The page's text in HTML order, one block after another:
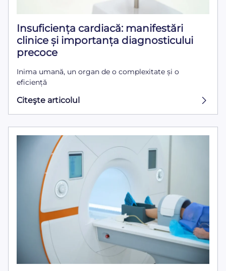
Insuficiența cardiacă: manifestări
clinice și importanța diagnosticului
precoce
Inima umană, un organ de o complexitate și o
eficiență
Citeşte articolul